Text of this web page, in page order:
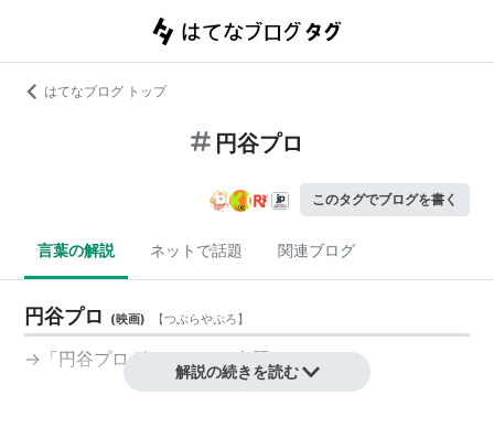
はてなブログ トップ
円谷プロ
このタグでブログを書く
言葉の解説 ネットで話題 関連ブログ
円谷プロ (映画) 【つぶらやぷろ】
→「円谷プロダクション」参照。
解説の続きを読む